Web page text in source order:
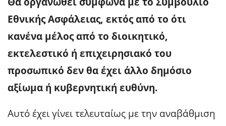
Εθνικής Ασφάλειας, εκτός από το ότι
κανένα μέλος από το διοικητικό,
εκτελεστικό ή επιχειρησιακό του
προσωπικό δεν θα έχει άλλο δημόσιο
αξίωμα ή κυβερνητική ευθύνη.
Αυτό έχει γίνει τελευταίως με την αναβάθμιση